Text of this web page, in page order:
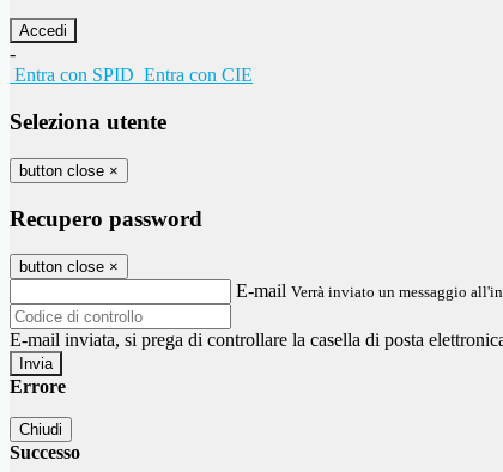
-
Entra con SPID Entra con CIE
Seleziona utente
button close ×
Recupero password
button close ×
E-mail Verrà inviato un messaggio
E-mail inviata, si prega di controllare la casella di posta
Errore
Chiudi
Successo